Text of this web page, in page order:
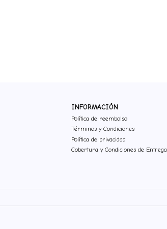
INFORMACIÓN
Política de reembolso
Términos y Condiciones
Política de privacidad
Cobertura y Condiciones de Entrega